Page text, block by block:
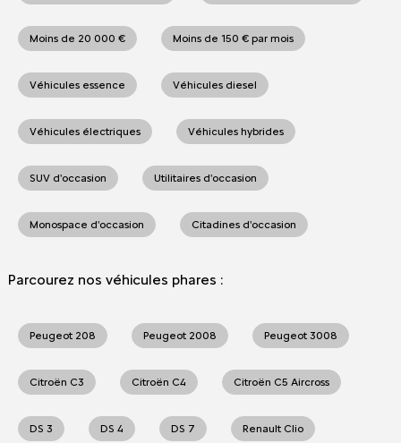
Moins de 20 000 € Moins de 150 € par mois
Véhicules essence Véhicules diesel
Véhicules électriques Véhicules hybrides
SUV d'occasion Utilitaires d'occasion
Monospace d'occasion Citadines d'occasion
Parcourez nos véhicules phares :
Peugeot 208 Peugeot 2008 Peugeot 3008
Citroën C3 Citroën C4 Citroën C5 Aircross
DS 3 DS 4 DS 7 Renault Clio